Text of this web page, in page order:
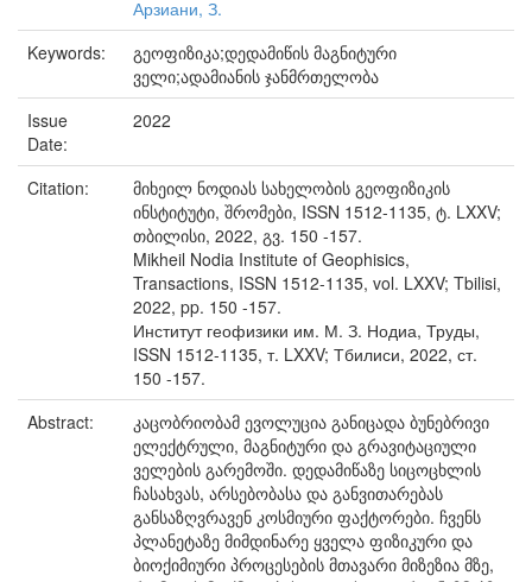
Арзиани, З.
Keywords:
გეოფიზიკა;დედამიწის მაგნიტური
ველი;ადამიანის ჯანმრთელობა
Issue
Date:
2022
Citation:
მიხეილ ნოდიას სახელობის გეოფიზიკის
ინსტიტუტი, შრომები, ISSN 1512-1135, ტ. LXXV;
თბილისი, 2022, გვ. 150 -157.
Mikheil Nodia Institute of Geophisics,
Transactions, ISSN 1512-1135, vol. LXXV; Tbilisi,
2022, pp. 150 -157.
Институт геофизики им. М. З. Нодиа, Труды,
ISSN 1512-1135, т. LXXV; Тбилиси, 2022, ст.
150 -157.
Abstract:
კაცობრიობამ ევოლუცია განიცადა ბუნებრივი
ელექტრული, მაგნიტური და გრავიტაციული
ველების გარემოში. დედამიწაზე სიცოცხლის
ჩასახვას, არსებობასა და განვითარებას
განსაზღვრავენ კოსმიური ფაქტორები. ჩვენს
პლანეტაზე მიმდინარე ყველა ფიზიკური და
ბიოქიმიური პროცესების მთავარი მიზეზია მზე,